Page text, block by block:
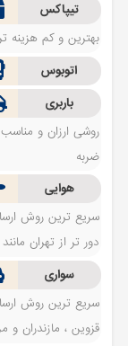
تیپاکس
بهترین و کم
اتوبوس
باربری
روشی ارزان و مناسب
ضربه
هوایی
سریع ترین روش
دور تر از تهران
سواری
سریع ترین روش
قزوین ، مازندران و